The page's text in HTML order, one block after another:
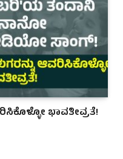
ಭಾವತೀವ್ರತೆ!